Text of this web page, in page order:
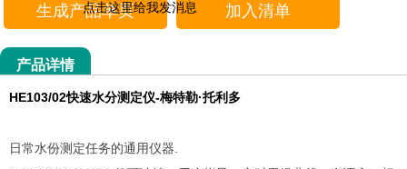
生成产品单页 加入清单
产品详情
HE103/02快速水分测定仪-梅特勒·托利多
日常水份测定任务的通用仪器.